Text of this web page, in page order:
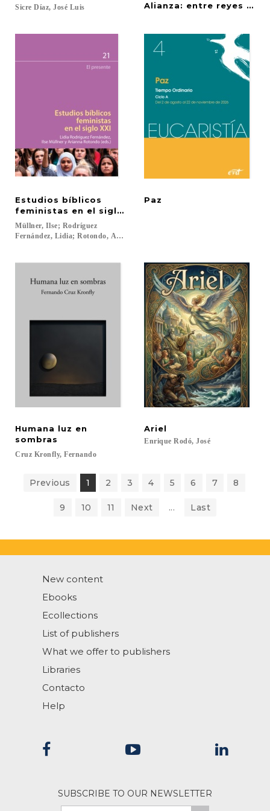
Sicre Díaz, José Luis
Alianza: entre reyes y
Estudios bíblicos
feministas en el siglo XXI
Müllner, Ilse; Rodríguez
Fernández, Lidia; Rotondo, Arianna...
Paz
Humana luz en
sombras
Cruz Kronfly, Fernando
Ariel
Enrique Rodó, José
Previous 1 2 3 4 5 6 7 8
9 10 11 Next ... Last
New content
Ebooks
Ecollections
List of publishers
What we offer to publishers
Libraries
Contacto
Help
SUBSCRIBE TO OUR NEWSLETTER